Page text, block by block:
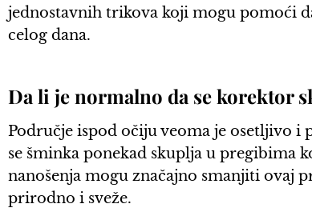
jednostavnih trikova koji mogu pomoći
celog dana.
Da li je normalno da se korektor
Područje ispod očiju veoma je osetljivo
se šminka ponekad skuplja u pregibima
nanošenja mogu značajno smanjiti ovaj
prirodno i sveže.